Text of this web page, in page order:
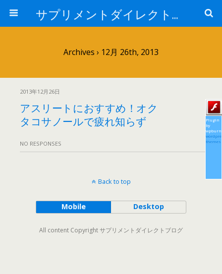
サプリメントダイレクトブログ
Archives › 12月 26th, 2013
2013年12月26日
アスリートにおすすめ！オク
タコサノールで疲れ知らず
NO RESPONSES
Plugin
by
themes
Back to top
Mobile Desktop
All content Copyright サプリメントダイレクトブログ